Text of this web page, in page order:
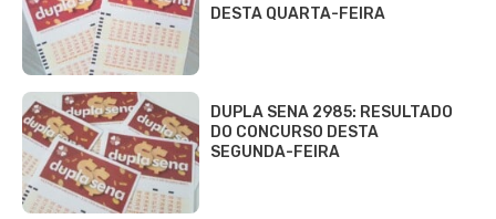
DESTA QUARTA-FEIRA
DUPLA SENA 2985: RESULTADO
DO CONCURSO DESTA
SEGUNDA-FEIRA